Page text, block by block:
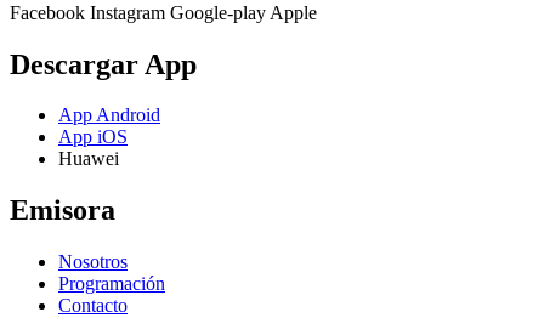
Facebook Instagram Google-play Apple
Descargar App
App Android
App iOS
Huawei
Emisora
Nosotros
Programación
Contacto